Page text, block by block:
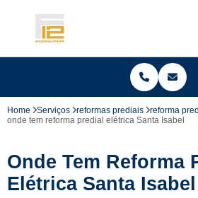
Home Serviços reformas prediais
reforma
onde tem reforma predial elétrica Santa Isabel
Onde Tem Reforma
Elétrica Santa Isabel